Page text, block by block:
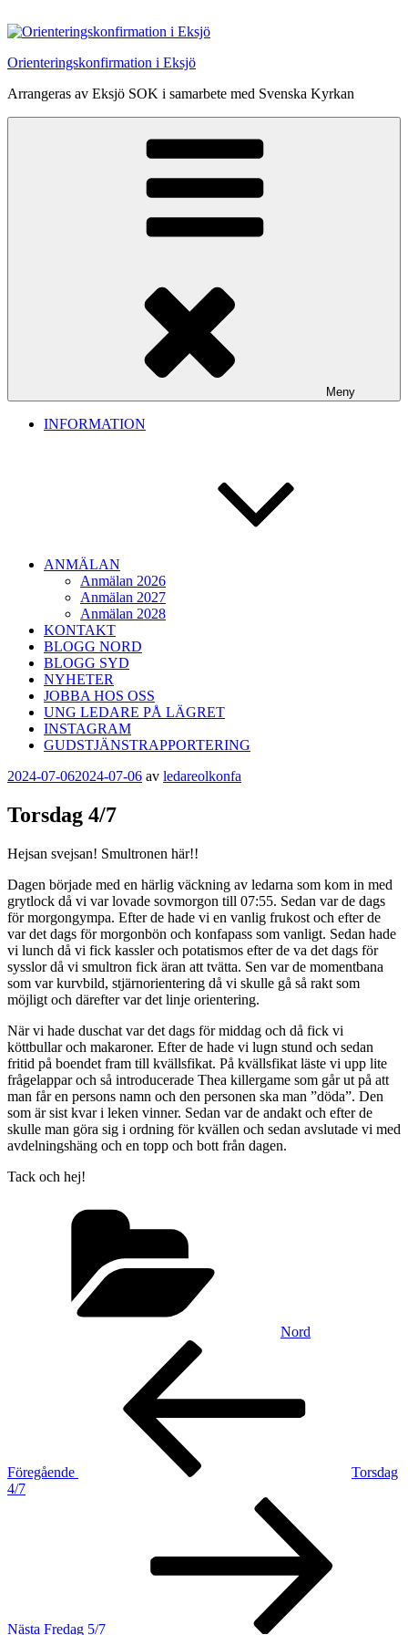
till
Orienteringskonfirmation i Eksjö
Arrangeras av Eksjö SOK i samarbete med Svenska Kyrkan
Meny
INFORMATION
ANMÄLAN
Anmälan 2026
Anmälan 2027
Anmälan 2028
KONTAKT
BLOGG NORD
BLOGG SYD
NYHETER
JOBBA HOS OSS
UNG LEDARE PÅ LÄGRET
INSTAGRAM
GUDSTJÄNSTRAPPORTERING
Publicerat
2024-07-062024-07-06 av ledareolkonfa
Torsdag 4/7
Hejsan svejsan! Smultronen här!!
Dagen började med en härlig väckning av ledarna som kom in med
grytlock då vi var lovade sovmorgon till 07:55. Sedan var de dags
för morgongympa. Efter de hade vi en vanlig frukost och efter de
var det dags för morgonbön och konfapass som vanligt. Sedan hade
vi lunch då vi fick kassler och potatismos efter de va det dags för
sysslor då vi smultron fick äran att tvätta. Sen var de momentbana
som var kurvbild, stjärnorientering då vi skulle gå så rakt som
möjligt och därefter var det linje orientering.
När vi hade duschat var det dags för middag och då fick vi
köttbullar och makaroner. Efter de hade vi lugn stund och sedan
fritid på boendet fram till kvällsfikat. På kvällsfikat läste vi upp lite
frågelappar och så introducerade Thea killergame som går ut på att
man får en persons namn och den personen ska man ”döda”. Den
som är sist kvar i leken vinner. Sedan var de andakt och efter de
skulle man göra sig i ordning för kvällen och sedan avslutade vi med
avdelningshäng och en topp och bott från dagen.
Tack och hej!
Nord
Inläggsnavigering
Föregående
Torsdag
4/7
Nästa Fredag 5/7